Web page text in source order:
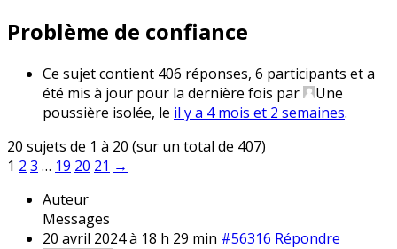
Problème de confiance
Ce sujet contient 406 réponses, 6 participants et a
été mis à jour pour la dernière fois par
Une
poussière isolée, le il y a 4 mois et 2 semaines.
20 sujets de 1 à 20 (sur un total de 407)
1 2 3 … 19 20 21 →
Auteur
Messages
20 avril 2024 à 18 h 29 min #56316 Répondre